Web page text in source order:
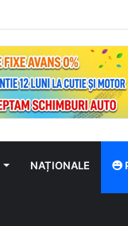
două mortale, în acest
NAȚIONALE